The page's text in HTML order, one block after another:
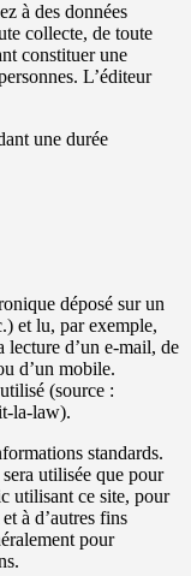
à des données
collecte, de toute
constituer une
L’éditeur
une durée
déposé sur un
et lu, par exemple,
lecture d’un e-mail, de
d’un mobile.
(source :
la-law).
standards.
utilisée que pour
utilisant ce site, pour
à d’autres fins
pour